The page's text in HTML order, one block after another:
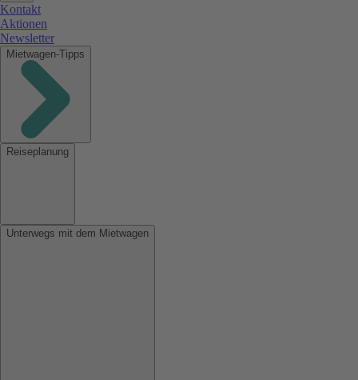
Kontakt
Aktionen
Newsletter
Mietwagen-Tipps
Reiseplanung
Unterwegs mit dem Mietwagen